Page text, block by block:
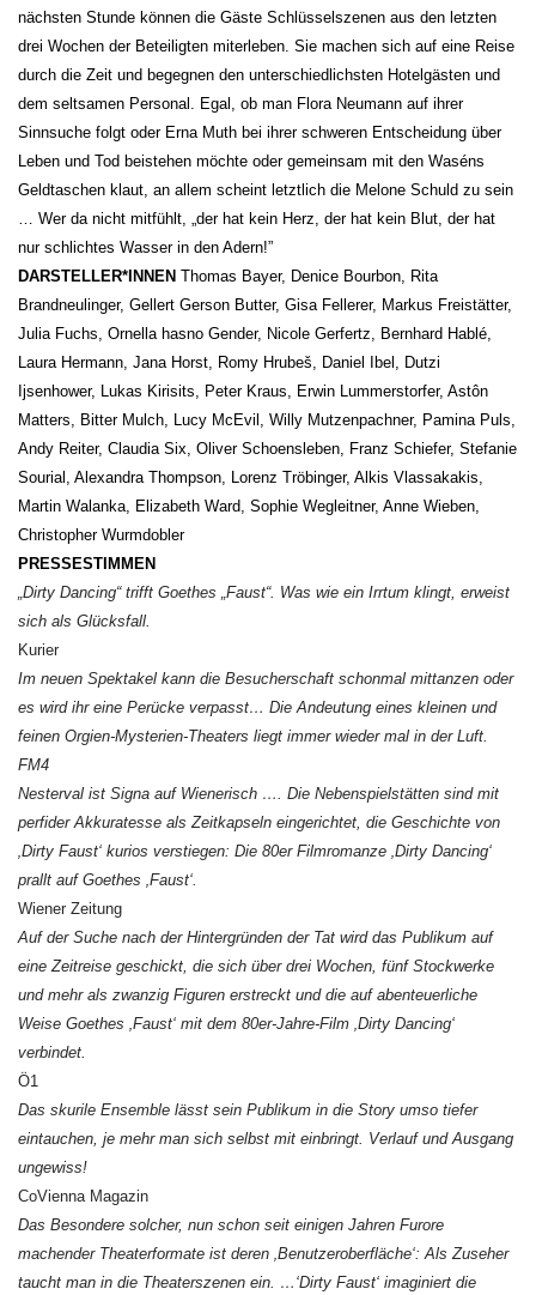
nächsten Stunde können die Gäste Schlüsselszenen aus den letzten
drei Wochen der Beteiligten miterleben. Sie machen sich auf eine Reise
durch die Zeit und begegnen den unterschiedlichsten Hotelgästen und
dem seltsamen Personal. Egal, ob man Flora Neumann auf ihrer
Sinnsuche folgt oder Erna Muth bei ihrer schweren Entscheidung über
Leben und Tod beistehen möchte oder gemeinsam mit den Waséns
Geldtaschen klaut, an allem scheint letztlich die Melone Schuld zu sein
… Wer da nicht mitfühlt, „der hat kein Herz, der hat kein Blut, der hat
nur schlichtes Wasser in den Adern!”
DARSTELLER*INNEN Thomas Bayer, Denice Bourbon, Rita
Brandneulinger, Gellert Gerson Butter, Gisa Fellerer, Markus Freistätter,
Julia Fuchs, Ornella hasno Gender, Nicole Gerfertz, Bernhard Hablé,
Laura Hermann, Jana Horst, Romy Hrubeš, Daniel Ibel, Dutzi
Ijsenhower, Lukas Kirisits, Peter Kraus, Erwin Lummerstorfer, Astôn
Matters, Bitter Mulch, Lucy McEvil, Willy Mutzenpachner, Pamina Puls,
Andy Reiter, Claudia Six, Oliver Schoensleben, Franz Schiefer, Stefanie
Sourial, Alexandra Thompson, Lorenz Tröbinger, Alkis Vlassakakis,
Martin Walanka, Elizabeth Ward, Sophie Wegleitner, Anne Wieben,
Christopher Wurmdobler
PRESSESTIMMEN
„Dirty Dancing“ trifft Goethes „Faust“. Was wie ein Irrtum klingt, erweist
sich als Glücksfall.
Kurier
Im neuen Spektakel kann die Besucherschaft schonmal mittanzen oder
es wird ihr eine Perücke verpasst… Die Andeutung eines kleinen und
feinen Orgien-Mysterien-Theaters liegt immer wieder mal in der Luft.
FM4
Nesterval ist Signa auf Wienerisch …. Die Nebenspielstätten sind mit
perfider Akkuratesse als Zeitkapseln eingerichtet, die Geschichte von
‚Dirty Faust‘ kurios verstiegen: Die 80er Filmromanze ‚Dirty Dancing‘
prallt auf Goethes ‚Faust‘.
Wiener Zeitung
Auf der Suche nach der Hintergründen der Tat wird das Publikum auf
eine Zeitreise geschickt, die sich über drei Wochen, fünf Stockwerke
und mehr als zwanzig Figuren erstreckt und die auf abenteuerliche
Weise Goethes ‚Faust‘ mit dem 80er-Jahre-Film ‚Dirty Dancing‘
verbindet.
Ö1
Das skurile Ensemble lässt sein Publikum in die Story umso tiefer
eintauchen, je mehr man sich selbst mit einbringt. Verlauf und Ausgang
ungewiss!
CoVienna Magazin
Das Besondere solcher, nun schon seit einigen Jahren Furore
machender Theaterformate ist deren ‚Benutzeroberfläche‘: Als Zuseher
taucht man in die Theaterszenen ein. …‘Dirty Faust‘ imaginiert die